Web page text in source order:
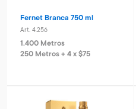
Fernet Branca 750 ml
Art. 4.256
1.400 Metros
250 Metros + 4 x $75